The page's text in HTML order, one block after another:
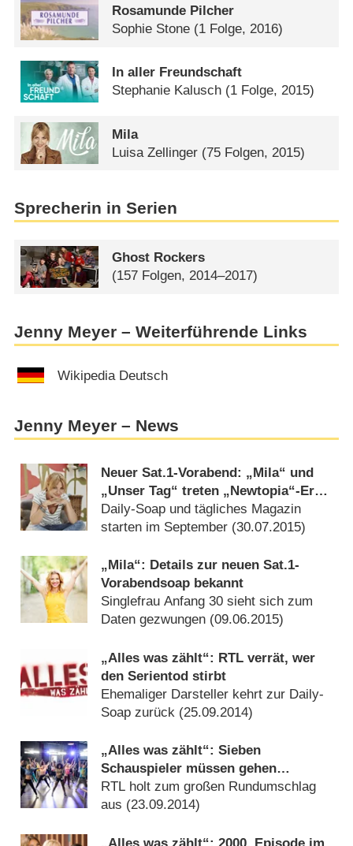
Rosamunde Pilcher
Sophie Stone (1 Folge, 2016)
In aller Freundschaft
Stephanie Kalusch (1 Folge, 2015)
Mila
Luisa Zellinger (75 Folgen, 2015)
Sprecherin in Serien
Ghost Rockers
(157 Folgen, 2014–2017)
Jenny Meyer – Weiterführende Links
Wikipedia Deutsch
Jenny Meyer – News
Neuer Sat.1-Vorabend: „Mila“ und
„Unser Tag“ treten „Newtopia“-Erbe
an
Daily-Soap und tägliches Magazin
starten im September (30.07.2015)
„Mila“: Details zur neuen Sat.1-
Vorabendsoap bekannt
Singlefrau Anfang 30 sieht sich zum
Daten gezwungen (09.06.2015)
„Alles was zählt“: RTL verrät, wer
den Serientod stirbt
Ehemaliger Darsteller kehrt zur Daily-
Soap zurück (25.09.2014)
„Alles was zählt“: Sieben
Schauspieler müssen gehen
[UPDATE]
RTL holt zum großen Rundumschlag
aus (23.09.2014)